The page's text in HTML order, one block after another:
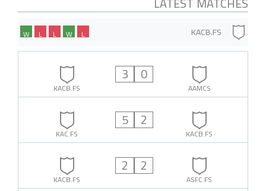
KACB.FS
L
W
L
L
W
KACB.FS
3 0
AAMCS
KAC.FS
5 2
KACB.FS
KACB.FS
2 2
ASFC.FS